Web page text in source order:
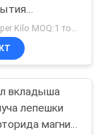
66
объектива $100-$300 per Kilo MOQ:1 тонна
вкладыша
лепешки
магния